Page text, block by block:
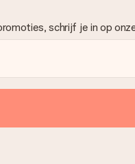
schrijf je in op